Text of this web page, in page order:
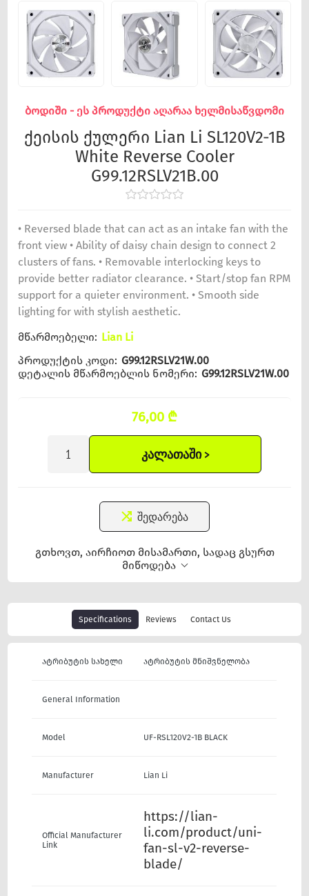
ბოდიში - ეს პროდუქტი აღარაა ხელმისაწვდომი
ქეისის ქულერი Lian Li SL120V2-1B
White Reverse Cooler
G99.12RSLV21B.00
• Reversed blade that can act as an intake fan with the
front view • Ability of daisy chain design to connect 2
clusters of fans. • Removable interlocking keys to
provide better radiator clearance. • Start/stop fan RPM
support for a quieter environment. • Smooth side
lighting for with stylish aesthetic.
მწარმოებელი: Lian Li
პროდუქტის კოდი: G99.12RSLV21W.00
დეტალის მწარმოებლის ნომერი: G99.12RSLV21W.00
76,00 ₾
ᲙᲐᲚᲐᲗᲐᲨᲘ >
შედარება
გთხოვთ, აირჩიოთ მისამართი, სადაც გსურთ
მიწოდება
Specifications Reviews Contact Us
ატრიბუტის სახელი ატრიბუტის მნიშვნელობა
General Information
Model UF-RSL120V2-1B BLACK
Manufacturer Lian Li
Official Manufacturer
Link
https://lian-
li.com/product/uni-
fan-sl-v2-reverse-
blade/